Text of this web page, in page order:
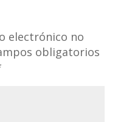
electrónico no
obligatorios